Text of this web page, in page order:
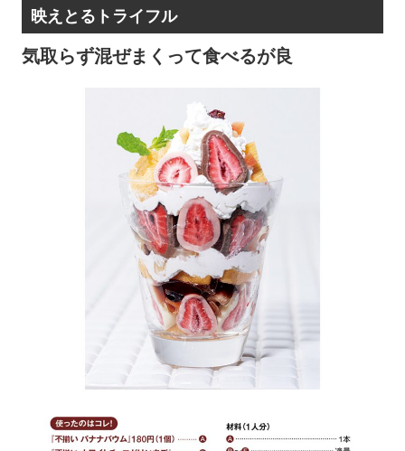
映えとるトライフル
気取らず混ぜまくって食べるが良